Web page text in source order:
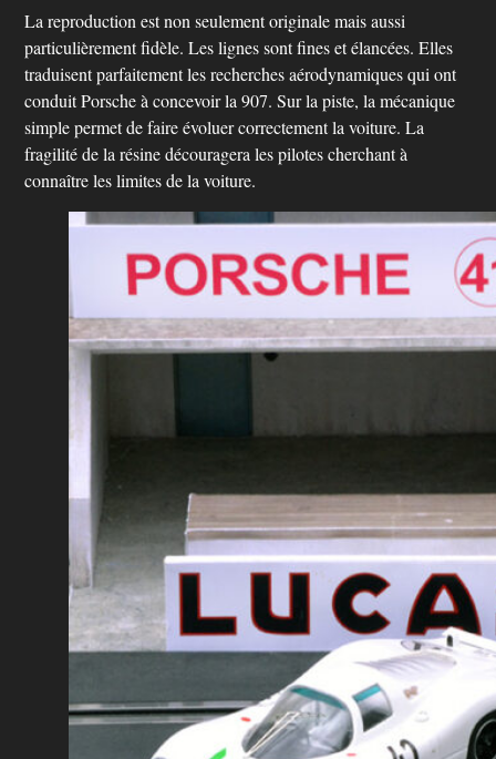
La reproduction est non seulement originale mais aussi
particulièrement fidèle. Les lignes sont fines et élancées. Elles
traduisent parfaitement les recherches aérodynamiques qui ont
conduit Porsche à concevoir la 907. Sur la piste, la mécanique
simple permet de faire évoluer correctement la voiture. La
fragilité de la résine découragera les pilotes cherchant à
connaître les limites de la voiture.